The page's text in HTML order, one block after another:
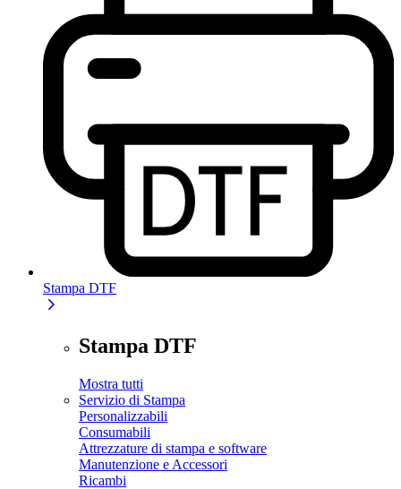
Stampa DTF
Stampa DTF
Mostra tutti
Servizio di Stampa
Personalizzabili
Consumabili
Attrezzature di stampa e software
Manutenzione e Accessori
Ricambi